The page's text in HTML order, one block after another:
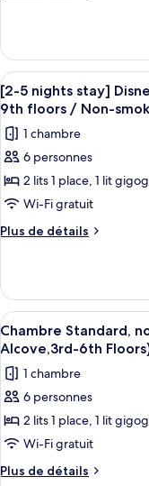
Standard,
non-
fumeurs
(2-
5N,
Superior
Alcove,
4th-
9th
Floors)
le
type
de
chambre
Standard,
non-
fumeurs
(2-
5N,
Alcove,
Afficher
toutes
les
photos
pour
ce
type
de
5
nights
stay]
Disney
Character
Tinkerbell
Room
(3rd-
9th
floors
4
[2-5 nights stay]
9th floors / Non-
1 chambre
6 personnes
2 lits 1 place, 1 lit
Wi-Fi gratuit
Plus de détails
Plus
le
type
de
chambre
5
nights
Disney
Character
Room
Afficher
toutes
les
photos
pour
ce
type
de
7
Chambre Standard,
Alcove,3rd-6th
1 chambre
6 personnes
2 lits 1 place, 1 lit
Wi-Fi gratuit
Plus de détails
Plus